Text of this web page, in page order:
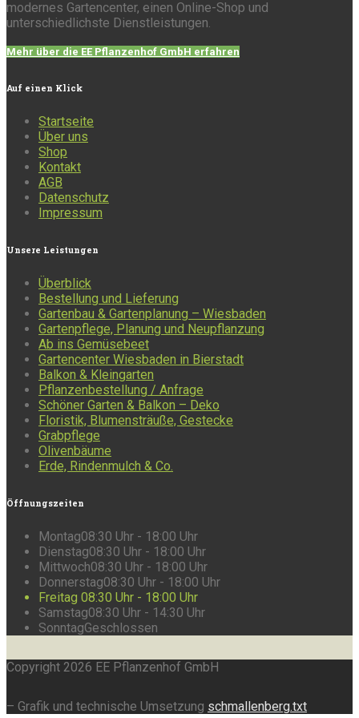
modernes Gartencenter, einen Online-Shop und
unterschiedlichste Dienstleistungen.
Mehr über die EE Pflanzenhof GmbH erfahren
Auf einen Klick
Startseite
Über uns
Shop
Kontakt
AGB
Datenschutz
Impressum
Unsere Leistungen
Überblick
Bestellung und Lieferung
Gartenbau & Gartenplanung – Wiesbaden
Gartenpflege, Planung und Neupflanzung
Ab ins Gemüsebeet
Gartencenter Wiesbaden in Bierstadt
Balkon & Kleingarten
Pflanzenbestellung / Anfrage
Schöner Garten & Balkon – Deko
Floristik, Blumensträuße, Gestecke
Grabpflege
Olivenbäume
Erde, Rindenmulch & Co.
Öffnungszeiten
Montag08:30 Uhr - 18:00 Uhr
Dienstag08:30 Uhr - 18:00 Uhr
Mittwoch08:30 Uhr - 18:00 Uhr
Donnerstag08:30 Uhr - 18:00 Uhr
Freitag 08:30 Uhr - 18:00 Uhr
Samstag08:30 Uhr - 14:30 Uhr
SonntagGeschlossen
Copyright 2026 EE Pflanzenhof GmbH
– Grafik und technische Umsetzung schmallenberg.txt